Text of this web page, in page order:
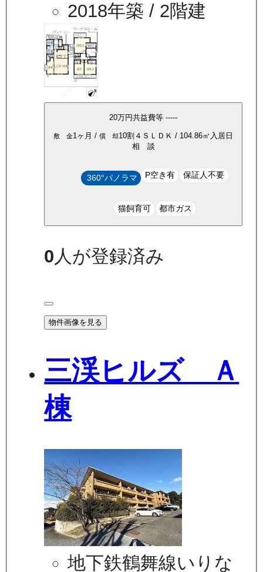
2018年築 / 2階建
20万円共益費等 -----
敷 金1ヶ月 / 償 却10割 ４ＳＬＤＫ / 104.86㎡ 入居日
相 談
360°パノラマ P空き有 保証人不要
猫飼育可 都市ガス
0人が登録済み
物件画像を見る
三渓ヒルズ Ａ
棟
地下鉄鶴舞線いりな